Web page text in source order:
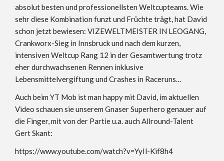
absolut besten und professionellsten Weltcupteams. Wie
sehr diese Kombination funzt und Früchte trägt, hat David
schon jetzt bewiesen: VIZEWELTMEISTER IN LEOGANG,
Crankworx-Sieg in Innsbruck und nach dem kurzen,
intensiven Weltcup Rang 12 in der Gesamtwertung trotz
eher durchwachsenen Rennen inklusive
Lebensmittelvergiftung und Crashes in Raceruns…
Auch beim YT Mob ist man happy mit David, im aktuellen
Video schauen sie unserem Gnaser Superhero genauer auf
die Finger, mit von der Partie u.a. auch Allround-Talent
Gert Skant:
https://www.youtube.com/watch?v=YyIl-Kif8h4